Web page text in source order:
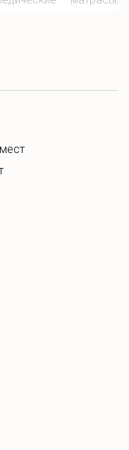
ванная
беседка с зоной
детская площадка и